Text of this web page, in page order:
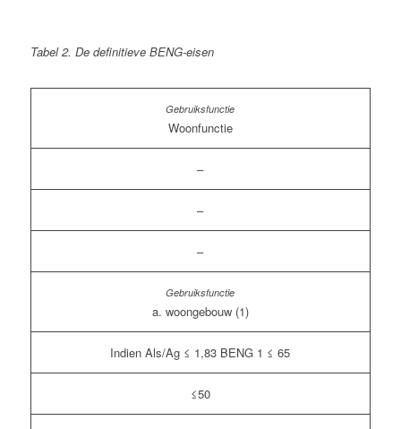
Tabel 2. De definitieve BENG-eisen
Woonfunctie
–
–
–
a. woongebouw (1)
Indien Als/Ag ≤ 1,83 BENG 1 ≤ 65
≤50